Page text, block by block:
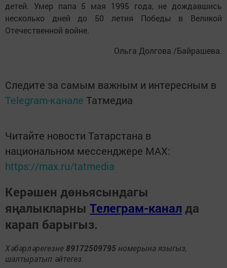
детей. Умер папа 5 мая 1995 года, не дождавшись
несколько дней до 50 летия Победы в Великой
Отечественной войне.
Ольга Долгова /Байрашева.
Следите за самым важным и интересным в
Telegram-канале Татмедиа
Читайте новости Татарстана в
национальном мессенджере MАХ:
https://max.ru/tatmedia
Керәшен дөньясындагы
яңалыкларны Телеграм-канал да
карап барыгыз.
Хәбәрләрегезне 89172509795 номерына языгыз,
шалтыратып әйтегез.